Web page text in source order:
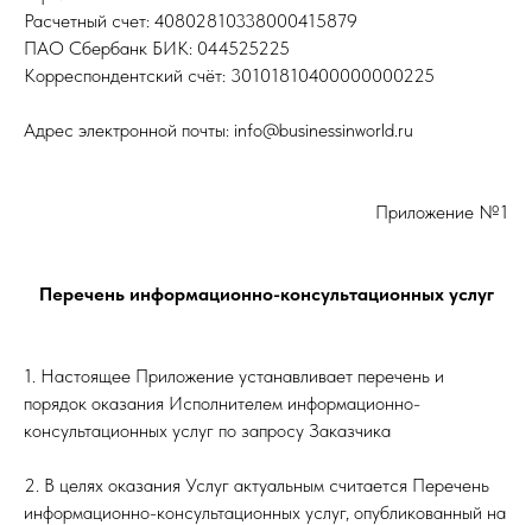
Расчетный счет: 40802810338000415879
ПАО Сбербанк БИК: 044525225
Корреспондентский счёт: 30101810400000000225
Адрес электронной почты: info@businessinworld.ru
Приложение №1
Перечень информационно-консультационных услуг
1. Настоящее Приложение устанавливает перечень и
порядок оказания Исполнителем информационно-
консультационных услуг по запросу Заказчика
2. В целях оказания Услуг актуальным считается Перечень
информационно-консультационных услуг, опубликованный на